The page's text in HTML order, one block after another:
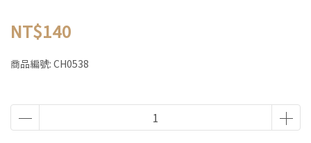
NT$140
商品編號: CH0538